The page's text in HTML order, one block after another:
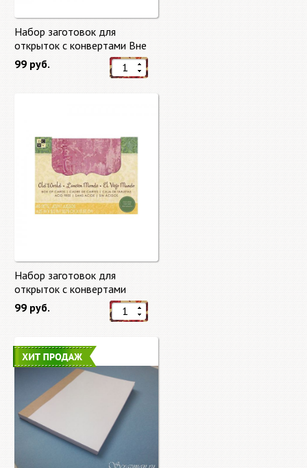
Набор заготовок для
открыток с конвертами Вне
времени (Timeless) от DCWV
99 руб.
Набор заготовок для
открыток с конвертами
Старый мир (Old World) от
DCWV
99 руб.